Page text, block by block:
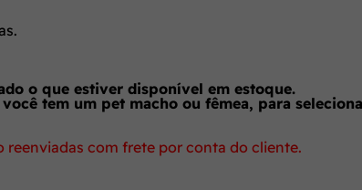
o que estiver disponível em estoque.
tem um pet macho ou fêmea, para
reenviadas com frete por conta do cliente.